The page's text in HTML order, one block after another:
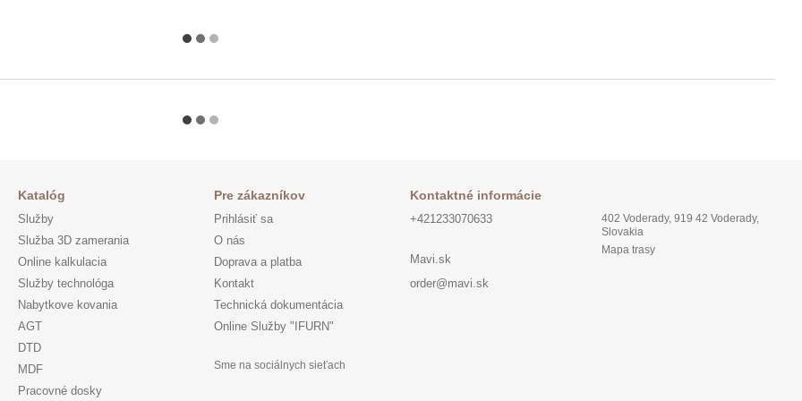
Katalóg
Služby
Služba 3D zamerania
Online kalkulacia
Služby technológa
Nabytkove kovania
AGT
DTD
MDF
Pracovné dosky
Pre zákazníkov
Prihlásiť sa
O nás
Doprava a platba
Kontakt
Technická dokumentácia
Online Služby "IFURN"
Sme na sociálnych sieťach
Kontaktné informácie
+421233070633
Mavi.sk
order@mavi.sk
402 Voderady, 919 42 Voderady,
Slovakia
Mapa trasy